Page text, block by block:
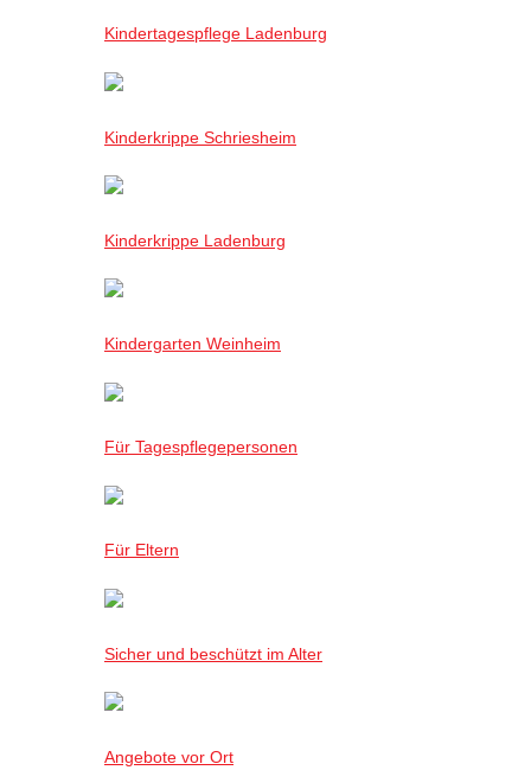
Kindertagespflege Ladenburg
Kinderkrippe Schriesheim
Kinderkrippe Ladenburg
Kindergarten Weinheim
Für Tagespflegepersonen
Für Eltern
Sicher und beschützt im Alter
Angebote vor Ort